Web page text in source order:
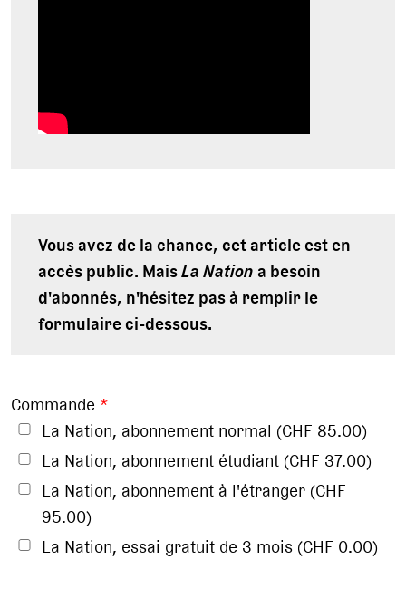
Vous avez de la chance, cet article est en
accès public. MaisLa Nationa besoin
d'abonnés, n'hésitez pas à remplir le
formulaire ci-dessous.
Commande *
La Nation, abonnement normal (CHF 85.00)
La Nation, abonnement étudiant (CHF 37.00)
La Nation, abonnement à l'étranger (CHF
95.00)
La Nation, essai gratuit de 3 mois (CHF 0.00)